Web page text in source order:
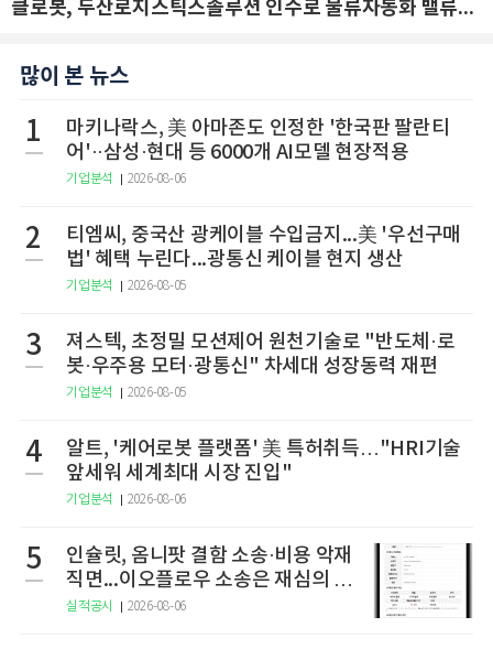
클로봇, 두산로지스틱스솔루션 인수로 물류자동화 밸류체인 확장 추진 - IBK투자증권
많이 본 뉴스
1
마키나락스, 美 아마존도 인정한 '한국판 팔란티
어'··삼성·현대 등 6000개 AI모델 현장적용
기업분석 2026-08-06
2
티엠씨, 중국산 광케이블 수입금지...美 '우선구매
법' 혜택 누린다...광통신 케이블 현지 생산
기업분석 2026-08-05
3
져스텍, 초정밀 모션제어 원천기술로 "반도체·로
봇·우주용 모터·광통신" 차세대 성장동력 재편
기업분석 2026-08-05
4
알트, '케어로봇 플랫폼' 美 특허취득…"HRI기술
앞세워 세계최대 시장 진입"
기업분석 2026-08-06
5
인슐릿, 옴니팟 결함 소송·비용 악재
직면...이오플로우 소송은 재심의 청
구
실적공시 2026-08-06